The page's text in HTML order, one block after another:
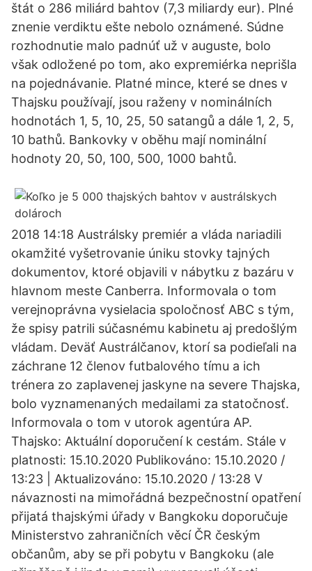
štát o 286 miliárd bahtov (7,3 miliardy eur). Plné
znenie verdiktu ešte nebolo oznámené. Súdne
rozhodnutie malo padnúť už v auguste, bolo
však odložené po tom, ako expremiérka neprišla
na pojednávanie. Platné mince, které se dnes v
Thajsku používají, jsou raženy v nominálních
hodnotách 1, 5, 10, 25, 50 satangů a dále 1, 2, 5,
10 bathů. Bankovky v oběhu mají nominální
hodnoty 20, 50, 100, 500, 1000 bahtů.
2018 14:18 Austrálsky premiér a vláda nariadili
okamžité vyšetrovanie úniku stovky tajných
dokumentov, ktoré objavili v nábytku z bazáru v
hlavnom meste Canberra. Informovala o tom
verejnoprávna vysielacia spoločnosť ABC s tým,
že spisy patrili súčasnému kabinetu aj predošlým
vládam. Deväť Austrálčanov, ktorí sa podieľali na
záchrane 12 členov futbalového tímu a ich
trénera zo zaplavenej jaskyne na severe Thajska,
bolo vyznamenaných medailami za statočnosť.
Informovala o tom v utorok agentúra AP.
Thajsko: Aktuální doporučení k cestám. Stále v
platnosti: 15.10.2020 Publikováno: 15.10.2020 /
13:23 | Aktualizováno: 15.10.2020 / 13:28 V
návaznosti na mimořádná bezpečnostní opatření
přijatá thajskými úřady v Bangkoku doporučuje
Ministerstvo zahraničních věcí ČR českým
občanům, aby se při pobytu v Bangkoku (ale